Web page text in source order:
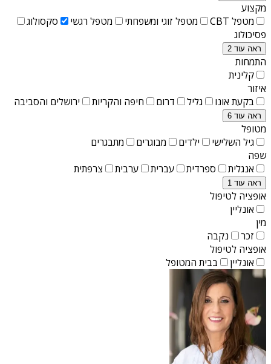
מקצוע
מטפל CBT
מטפל זוגי ומשפחתי מטפל רגשי
סקסולוג
פסיכולוג
ראה עוד 2
התמחות
קלינית
איזור
בקעת אונו
גליל דרום חיפה והקריות ירושלים והסביבה
ראה עוד 6
מטופל
גיל השלישי
ילדים מבוגרים
מתבגרים
שפה
אנגלית
ספרדית עברית ערבית צרפתית
ראה עוד 1
אופציה לטיפול
אונליין
מין
זכר
נקבה
אופציה לטיפול
אונליין
בבית המטופל